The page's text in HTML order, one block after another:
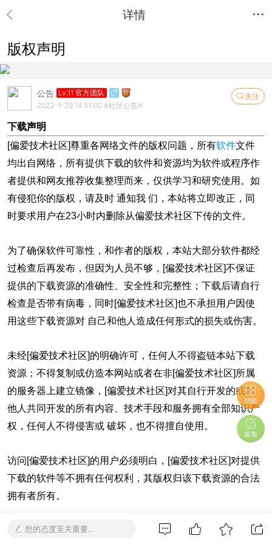
详情
版权声明
关注
公告 Lv.11 官方团队
2022-1-29 14:51:00 #社区公告#
下载声明
[偏爱技术社区]尊重各网络文件的版权问题，所有软件文件
均出自网络，所有提供下载的软件和资源均为软件或程序作
者提供和网友推荐收集整理而来，仅供学习和研究使用。如
有侵犯你的版权，请及时 通知我 们，本站将立即改正，同
时要求用户在23小时内删除从偏爱技术社区下传的文件。
为了确保软件可靠性，和作者的版权，本站大部分软件都经
过检查后再发布，但因为人员不够，[偏爱技术社区]不保证
提供的下载资源的准确性、安全性和完整性；下载后请自行
检查是否带有病毒，同时[偏爱技术社区]也不承担用户因使
用这些下载资源对 自己和他人造成任何形式的损失或伤害。
未经[偏爱技术社区]的明确许可，任何人不得盗链本站下载
资源；不得复制或仿造本网站或者在非[偏爱技术社区]所属
的服务器上建立镜像，[偏爱技术社区]对其自行开发的或和
他人共同开发的所有内容、技术手段和服务拥有全部知识产
权，任何人不得侵害或 破坏，也不得擅自使用。
访问[偏爱技术社区]的用户必须明白，[偏爱技术社区]对提供
下载的软件等不拥有任何权利，其版权归该下载资源的合法
拥有者所有。
[偏爱技术社区]保证站内提供的所有可下载资源（软件等
您的态度至关重要...
功能
发布